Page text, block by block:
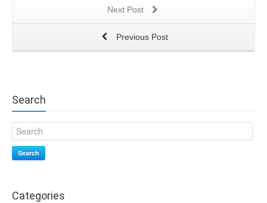
Next Post
Previous Post
Search
Search
Categories